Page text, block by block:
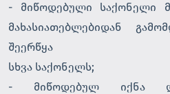
- მიწოდებული საქონელი
მახასიათებლებიდან
შეერწყა
სხვა საქონელს;
- მიწოდებულ იქნა